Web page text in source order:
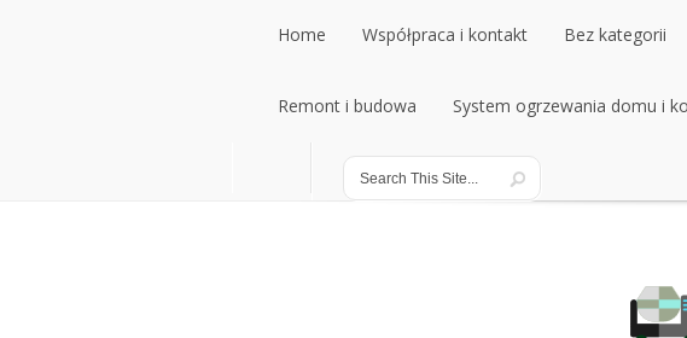
Home Współpraca i kontakt Bez kategorii
Remont i budowa System ogrzewania domu i